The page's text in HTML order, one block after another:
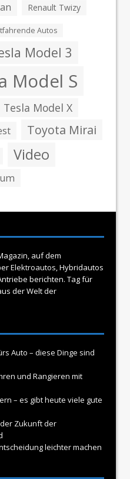
Renault Twizy
Autos
Model 3
Model S
Tesla Model X
Toyota Mirai
Video
auf dem
Elektroautos, Hybridautos
berichten. Tag für
der Welt der
Auto – diese Dinge sind
und Rangieren mit
– es gibt heute viele gute
Zukunft der
leichter machen